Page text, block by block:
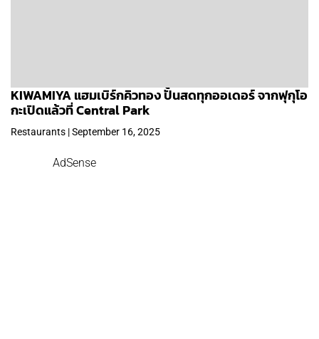
KIWAMIYA แฮมเบิร์กคิวทอง ปั้นสดทุกออเดอร์ จากฟุกุโอ
กะเปิดแล้วที่ Central Park
Restaurants | September 16, 2025
AdSense